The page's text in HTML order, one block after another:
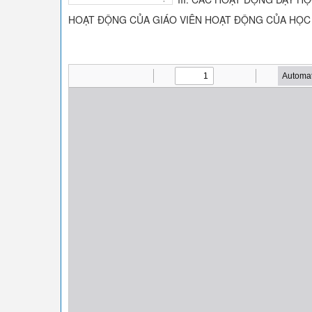
HOẠT ĐỘNG CỦA GIÁO VIÊN HOẠT ĐỘNG CỦA